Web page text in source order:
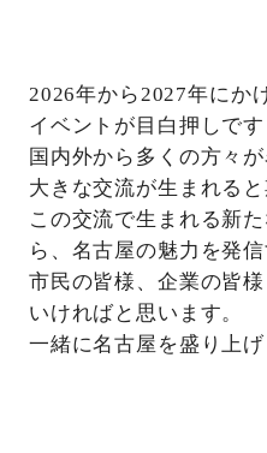
2026年から2027年にか
イベントが目白押しです
国内外から多くの方々
大きな交流が生まれると
この交流で生まれる新
ら、名古屋の魅力を発
市民の皆様、企業の皆
いければと思います。
一緒に名古屋を盛り上げ